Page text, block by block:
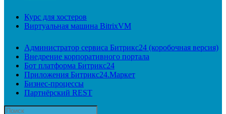
Курс для хостеров
Виртуальная машина BitrixVM
Администратор сервиса Битрикс24 (коробочная версия)
Внедрение корпоративного портала
Бот платформа Битрикс24
Приложения Битрикс24.Маркет
Бизнес-процессы
Партнёрский REST